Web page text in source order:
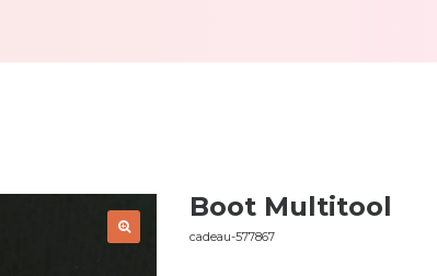
Boot Multitool
cadeau-577867